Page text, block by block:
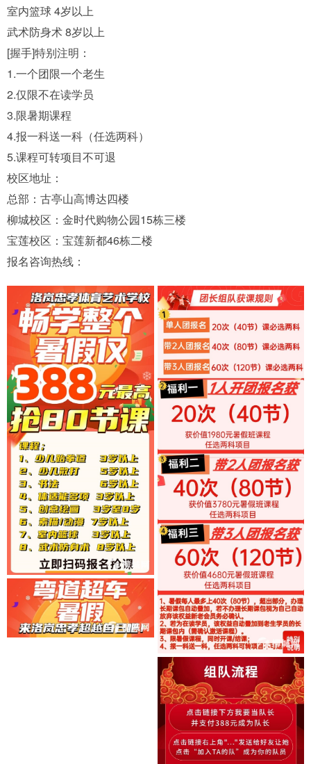
室内篮球 4岁以上
武术防身术 8岁以上
[握手]特别注明：
1.一个团限一个老生
2.仅限不在读学员
3.限暑期课程
4.报一科送一科（任选两科）
5.课程可转项目不可退
校区地址：
总部：古亭山高博达四楼
柳城校区：金时代购物公园15栋三楼
宝莲校区：宝莲新都46栋二楼
报名咨询热线：